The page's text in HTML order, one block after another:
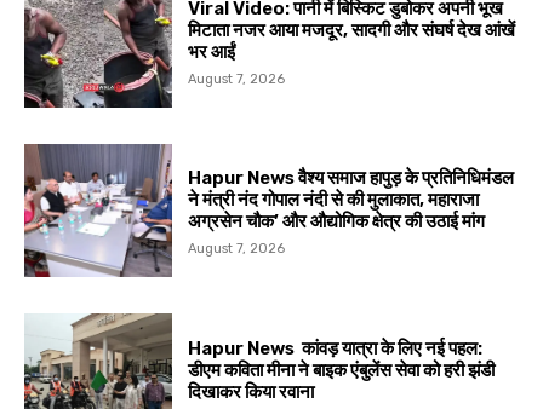
Viral Video: पानी में बिस्किट डुबोकर अपनी भूख
मिटाता नजर आया मजदूर, सादगी और संघर्ष देख आंखें
भर आईं
August 7, 2026
Hapur News वैश्य समाज हापुड़ के प्रतिनिधिमंडल
ने मंत्री नंद गोपाल नंदी से की मुलाकात, महाराजा
अग्रसेन चौक’ और औद्योगिक क्षेत्र की उठाई मांग
August 7, 2026
Hapur News कांवड़ यात्रा के लिए नई पहल:
डीएम कविता मीना ने बाइक एंबुलेंस सेवा को हरी झंडी
दिखाकर किया रवाना